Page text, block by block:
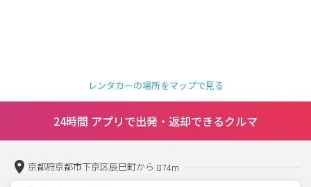
レンタカーの場所をマップで見る
24時間 アプリで出発・返却できるクルマ
京都府京都市下京区辰巳町から 874m